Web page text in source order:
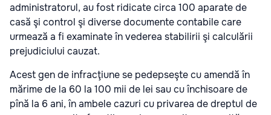
administratorul, au fost ridicate circa 100 aparate de
casă şi control şi diverse documente contabile care
urmează a fi examinate în vederea stabilirii şi calculării
prejudiciului cauzat.
Acest gen de infracţiune se pedepseşte cu amendă în
mărime de la 60 la 100 mii de lei sau cu închisoare de
pînă la 6 ani, în ambele cazuri cu privarea de dreptul de